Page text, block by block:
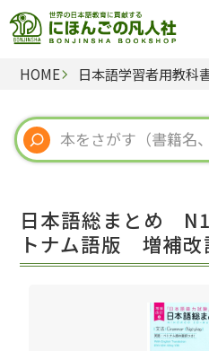
HOME 日本語学習者用教科
日本語総まとめ
トナム語版 増補改